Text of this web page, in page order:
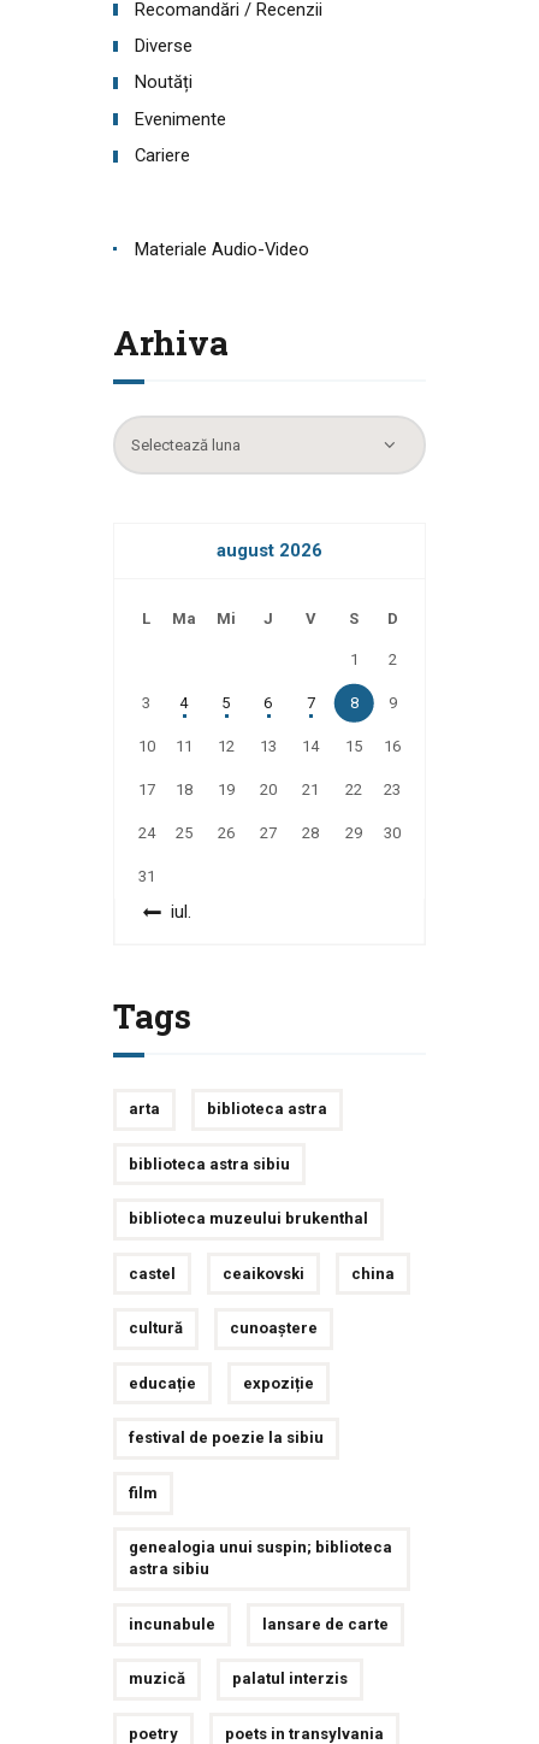
Recomandări / Recenzii
Diverse
Noutăți
Evenimente
Cariere
Materiale Audio-Video
Arhiva
Arhiva
august 2026
L Ma Mi J V S D
1 2
3 4 5 6 7 8 9
10 11 12 13 14 15 16
17 18 19 20 21 22 23
24 25 26 27 28 29 30
31
« iul.
Tags
arta biblioteca astra
biblioteca astra sibiu
biblioteca muzeului brukenthal
castel ceaikovski china
cultură cunoaștere
educație expoziție
festival de poezie la sibiu
film
genealogia unui suspin; biblioteca
astra sibiu
incunabule lansare de carte
muzică palatul interzis
poetry poets in transylvania